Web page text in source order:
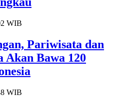
WIB
Pariwisata dan
Akan Bawa 120
WIB